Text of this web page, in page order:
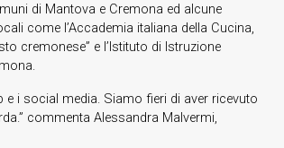
di Mantova e Cremona ed alcune
come l’Accademia italiana della Cucina,
cremonese” e l’Istituto di Istruzione
i social media. Siamo fieri di aver ricevuto
commenta Alessandra Malvermi,